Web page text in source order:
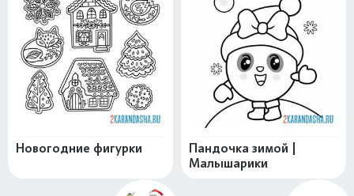
Новогодние фигурки
Пандочка зимой |
Малышарики